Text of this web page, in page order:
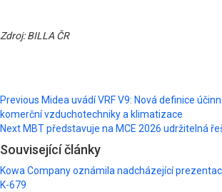
Zdroj: BILLA ČR
Post
navigation
Previous Midea uvádí VRF V9: Nová definice
komerční vzduchotechniky a klimatizace
Next MBT představuje na MCE 2026 udržitelná
Související články
Kowa Company oznámila nadcházející
K-679